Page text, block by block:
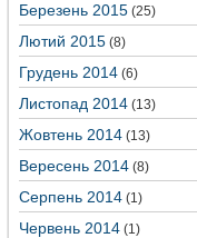
Березень 2015 (25)
Лютий 2015 (8)
Грудень 2014 (6)
Листопад 2014 (13)
Жовтень 2014 (13)
Вересень 2014 (8)
Серпень 2014 (1)
Червень 2014 (1)